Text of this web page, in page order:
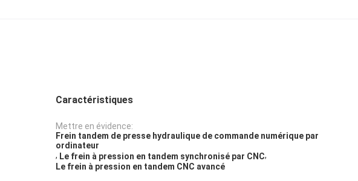
Caractéristiques
Mettre en évidence:
Frein tandem de presse hydraulique de commande numérique par
ordinateur
, Le frein à pression en tandem synchronisé par CNC,
Le frein à pression en tandem CNC avancé